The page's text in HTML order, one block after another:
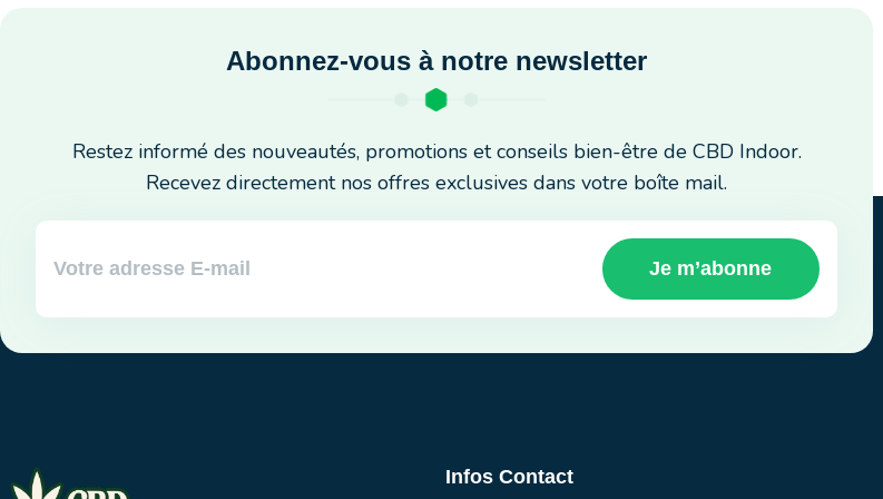
Abonnez-vous à notre newsletter
Restez informé des nouveautés, promotions et conseils bien-être de CBD Indoor.
Recevez directement nos offres exclusives dans votre boîte mail.
Je m’abonne
Infos Contact